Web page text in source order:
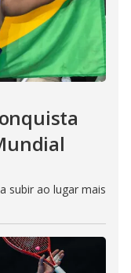
subir ao lugar mais